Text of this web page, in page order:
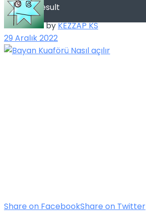
View All Result
byKEZZAP KS
29 Aralık 2022
Share on FacebookShare on Twitter